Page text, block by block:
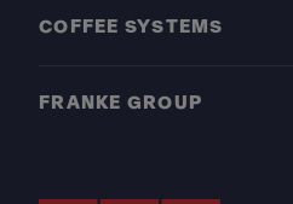
COFFEE SYSTEMS
FRANKE GROUP